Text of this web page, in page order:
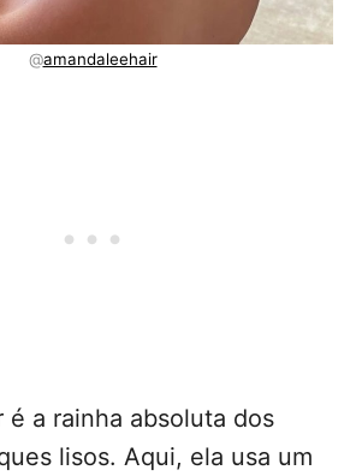
@amandaleehair
é a rainha absoluta dos
lisos. Aqui, ela usa um